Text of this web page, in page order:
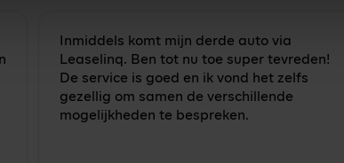
Inmiddels komt mijn derde auto via
Leaselinq. Ben tot nu toe super tevreden!
De service is goed en ik vond het zelfs
gezellig om samen de verschillende
mogelijkheden te bespreken.